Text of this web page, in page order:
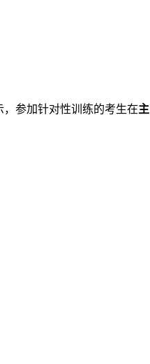
参加针对性训练的考生在主